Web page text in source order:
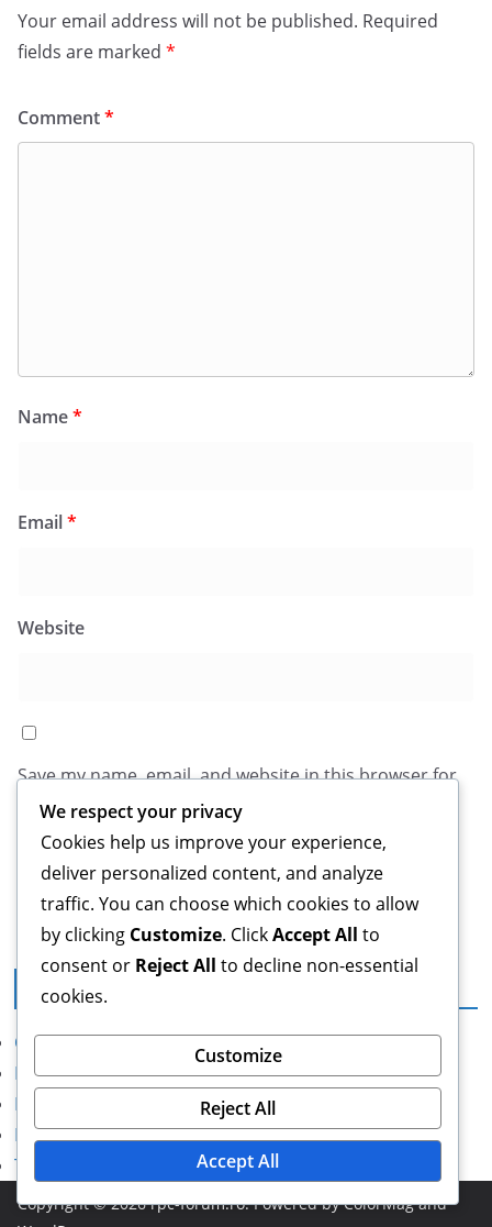
Your email address will not be published. Required
fields are marked *
Comment*
Name*
Email*
Website
Save my name, email, and website in this browser for
the next time I comment.
Informații legale
Contact
Despre
Preferințe cookie
Politica de confidențialitate
Termeni și condiții
Copyright © 2026rpc-forum.ro. Powered byColorMagand
We respect your privacy
Cookies help us improve your experience,
deliver personalized content, and analyze
traffic. You can choose which cookies to allow
by clicking Customize. ClickAccept All to
consent or Reject All to decline non-essential
cookies.
Customize
Reject All
Accept All